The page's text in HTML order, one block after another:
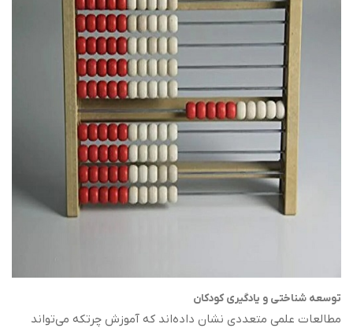
توسعه شناختی و یادگیری کودکان
مطالعات علمی متعددی نشان داده‌اند که آموزش چرتکه می‌تواند